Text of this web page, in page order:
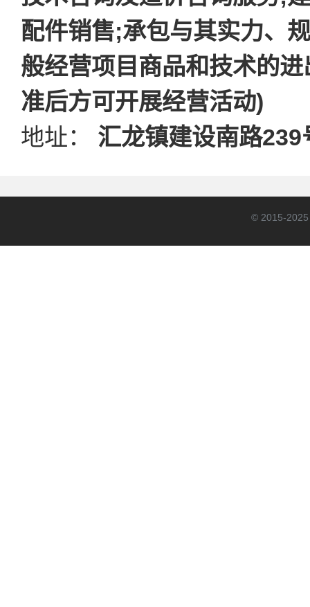
配件销售;承包与其实力、
般经营项目商品和技术的
准后方可开展经营活动)
地址：
汇龙镇建设南路239
© 2015-2025